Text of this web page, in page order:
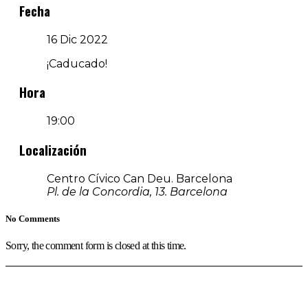
Fecha
16 Dic 2022
¡Caducado!
Hora
19:00
Localización
Centro Cívico Can Deu. Barcelona
Pl. de la Concordia, 13. Barcelona
No Comments
Sorry, the comment form is closed at this time.